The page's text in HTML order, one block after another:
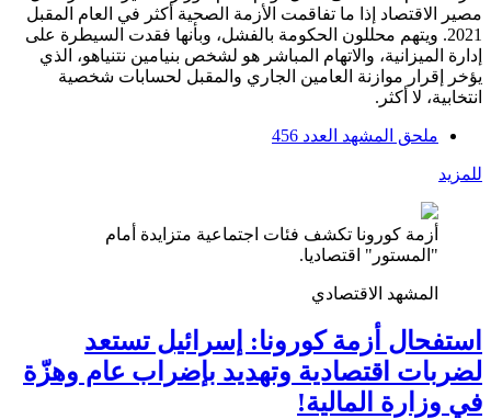
مصير الاقتصاد إذا ما تفاقمت الأزمة الصحية أكثر في العام المقبل
2021. ويتهم محللون الحكومة بالفشل، وبأنها فقدت السيطرة على
إدارة الميزانية، والاتهام المباشر هو لشخص بنيامين نتنياهو، الذي
يؤخر إقرار موازنة العامين الجاري والمقبل لحسابات شخصية
انتخابية، لا أكثر.
ملحق المشهد العدد 456
للمزيد
أزمة كورونا تكشف فئات اجتماعية متزايدة أمام
"المستور" اقتصاديا.
المشهد الاقتصادي
استفحال أزمة كورونا: إسرائيل تستعد
لضربات اقتصادية وتهديد بإضراب عام وهزّة
في وزارة المالية!